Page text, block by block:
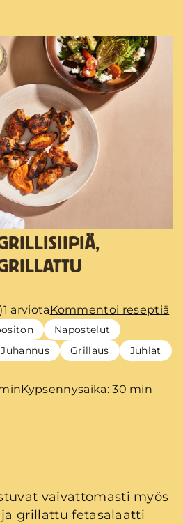
1 arviotaKommentoi reseptiä
Napostelut
Juhannus Grillaus
Juhlat
Kypsennysaika: 30 min
vaivattomasti myös
ja grillattu fetasalaatti